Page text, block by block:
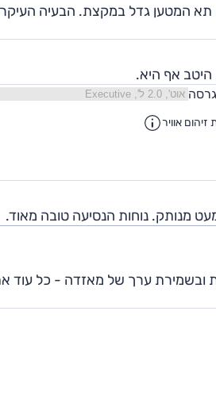
תא המטען גדל במקצת. הבעיה
אף היא.
גרסה
זיהום אוויר
מנותק. נוחות הנסיעה טובה מאוד.
ובשמירת ערך של מאזדה - כל עוד